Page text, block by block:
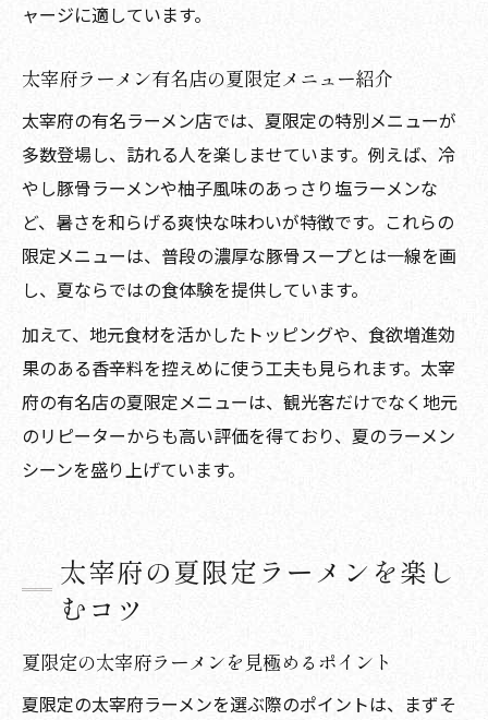
ャージに適しています。
太宰府ラーメン有名店の夏限定メニュー紹介
太宰府の有名ラーメン店では、夏限定の特別メニューが
多数登場し、訪れる人を楽しませています。例えば、冷
やし豚骨ラーメンや柚子風味のあっさり塩ラーメンな
ど、暑さを和らげる爽快な味わいが特徴です。これらの
限定メニューは、普段の濃厚な豚骨スープとは一線を画
し、夏ならではの食体験を提供しています。
加えて、地元食材を活かしたトッピングや、食欲増進効
果のある香辛料を控えめに使う工夫も見られます。太宰
府の有名店の夏限定メニューは、観光客だけでなく地元
のリピーターからも高い評価を得ており、夏のラーメン
シーンを盛り上げています。
太宰府の夏限定ラーメンを楽し
むコツ
夏限定の太宰府ラーメンを見極めるポイント
夏限定の太宰府ラーメンを選ぶ際のポイントは、まずそ